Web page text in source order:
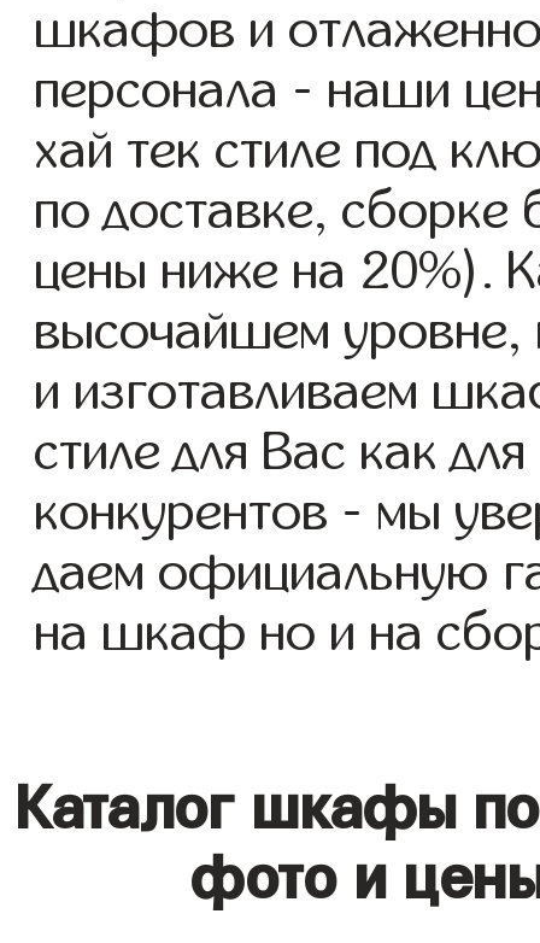
шкафов и
персонала - наши
хай тек стиле под
по доставке, сборке
цены ниже на 20%).
высочайшем
и изготавливаем
стиле для Вас как
конкурентов - мы
даем официальную
на шкаф но и на
Каталог шкафы
фото и